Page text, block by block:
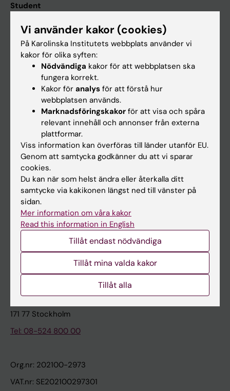
Student
Ladok
Canvas
Schema
Studentmejlen
Kurs- och programwebbar
Student på KI
Medarbetare
Medarbetarportalen
Kontakta och besök KI
Universitetsbiblioteket
Stöd forskning och utbildning
Karolinska Institutet Innovation
Kontakta presstjänsten
Karolinska Institutet
171 77 Stockholm
Tel: 08-524 800 00
Org.nr: 202100-2973
VAT.nr: SE202100297301
Vi använder kakor (cookies)
På Karolinska Institutets webbplats använder vi
kakor för olika syften:
Nödvändiga kakor för att webbplatsen ska
fungera korrekt.
Kakor för analys för att förstå hur
webbplatsen används.
Marknadsföringskakor för att visa och spåra
relevant innehåll och annonser från externa
plattformar.
Viss information kan överföras till länder utanför EU.
Genom att samtycka godkänner du att vi sparar
cookies.
Du kan när som helst ändra eller återkalla ditt
samtycke via kakikonen längst ned till vänster på
sidan.
Mer information om våra kakor
Read this information in English
Tillåt endast nödvändiga
Tillåt mina valda kakor
Tillåt alla